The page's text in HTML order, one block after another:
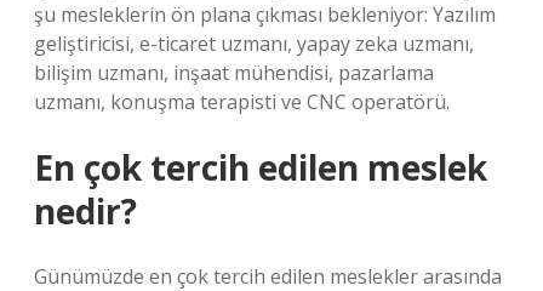
şu mesleklerin ön plana çıkması bekleniyor: Yazılım
geliştiricisi, e-ticaret uzmanı, yapay zeka uzmanı,
bilişim uzmanı, inşaat mühendisi, pazarlama
uzmanı, konuşma terapisti ve CNC operatörü.
En çok tercih edilen meslek
nedir?
Günümüzde en çok tercih edilen meslekler arasında